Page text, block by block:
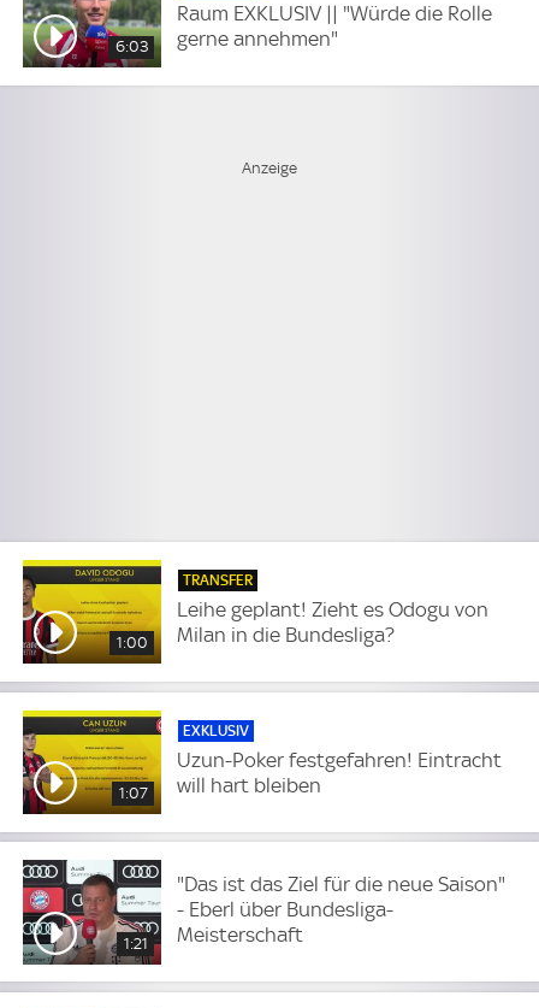
6:03
Raum EXKLUSIV || "Würde die Rolle
gerne annehmen"
1:00
TRANSFER
Leihe geplant! Zieht es Odogu von
Milan in die Bundesliga?
1:07
EXKLUSIV
Uzun-Poker festgefahren! Eintracht
will hart bleiben
1:21
"Das ist das Ziel für die neue Saison"
- Eberl über Bundesliga-
Meisterschaft